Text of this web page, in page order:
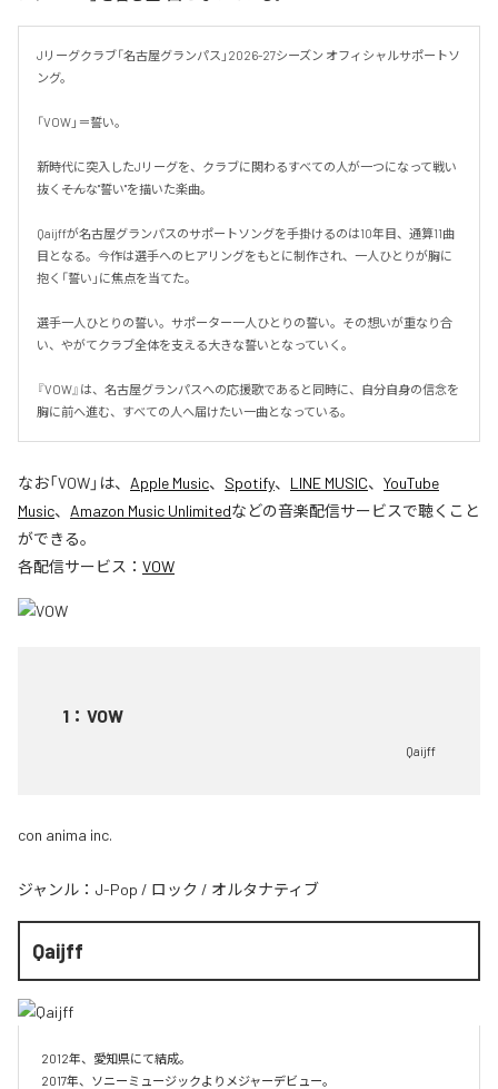
Jリーグクラブ「名古屋グランパス」2026-27シーズン オフィシャルサポートソ
ング。
「VOW」＝誓い。
新時代に突入したJリーグを、クラブに関わるすべての人が一つになって戦い
抜く――そんな"誓い"を描いた楽曲。
Qaijffが名古屋グランパスのサポートソングを手掛けるのは10年目、通算11曲
目となる。今作は選手へのヒアリングをもとに制作され、一人ひとりが胸に
抱く「誓い」に焦点を当てた。
選手一人ひとりの誓い。サポーター一人ひとりの誓い。その想いが重なり合
い、やがてクラブ全体を支える大きな誓いとなっていく。
『VOW』は、名古屋グランパスへの応援歌であると同時に、自分自身の信念を
胸に前へ進む、すべての人へ届けたい一曲となっている。
なお「VOW」は、 Apple Music、 Spotify、 LINE MUSIC、 YouTube
Music、 Amazon Music Unlimitedなどの音楽配信サービスで聴くこと
ができる。
各配信サービス： VOW
1 ： VOW
Qaijff
con anima inc.
ジャンル： J-Pop / ロック / オルタナティブ
Qaijff
2012年、愛知県にて結成。
2017年、ソニーミュージックよりメジャーデビュー。